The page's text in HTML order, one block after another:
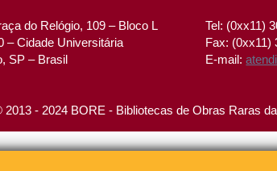
do Relógio, 109 – Bloco L
– Cidade Universitária
SP – Brasil
Tel: (0xx11)
Fax: (0xx11)
E-mail:
2013 - 2024 BORE - Bibliotecas de Obras Raras